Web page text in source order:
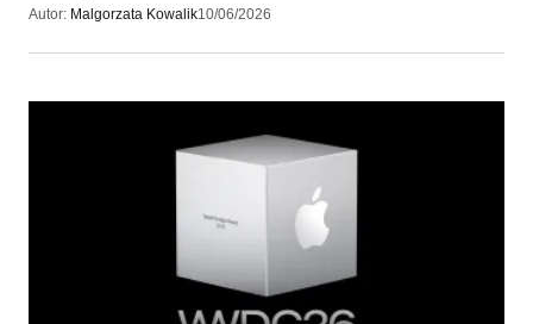
Autor: Malgorzata Kowalik10/06/2026